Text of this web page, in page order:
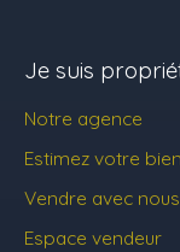
Je suis
Notre agence
Estimez votre bien
Vendre avec nous
Espace vendeur